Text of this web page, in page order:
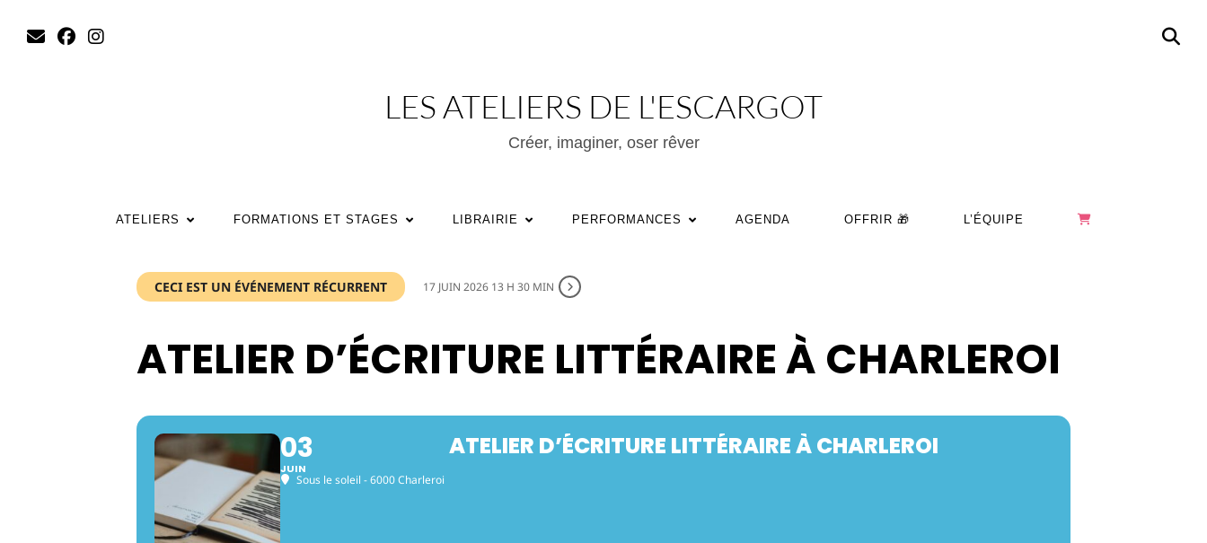
LES ATELIERS DE L'ESCARGOT
Créer, imaginer, oser rêver
ATELIERS FORMATIONS ET STAGES LIBRAIRIE PERFORMANCES AGENDA OFFRIR 🎁 L’ÉQUIPE
CECI EST UN ÉVÉNEMENT RÉCURRENT 17 JUIN 2026 13 H 30 MIN
ATELIER D’ÉCRITURE LITTÉRAIRE À CHARLEROI
03
JUIN
Sous le soleil - 6000 Charleroi
ATELIER D’ÉCRITURE LITTÉRAIRE À CHARLEROI